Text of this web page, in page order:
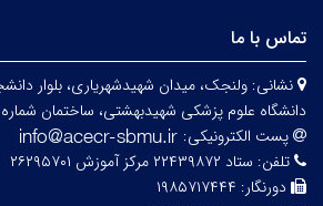
تماس با ما
نشانی: ولنجک، میدان شهیدشهریاری، بلوار
دانشگاه علوم پزشکی شهیدبهشتی، ساختمان شماره ۲، طبقه دوم
پست الکترونیکی:
تلفن: ستاد ۲۲۴۳۹۸۷۲ مرکز آموزش ۲۶۲۹۵۷۰۱
دورنگار: ۱۹۸۵۷۱۷۴۴۴